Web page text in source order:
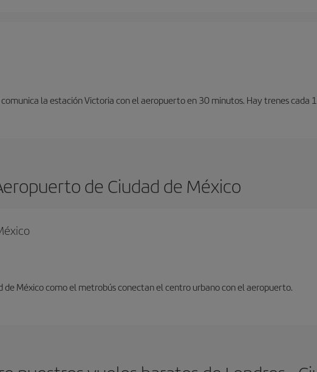
la estación Victoria con el aeropuerto en 30 minutos. Hay trenes cada
de Ciudad de México
de México como el metrobús conectan el centro urbano con el aeropuerto.